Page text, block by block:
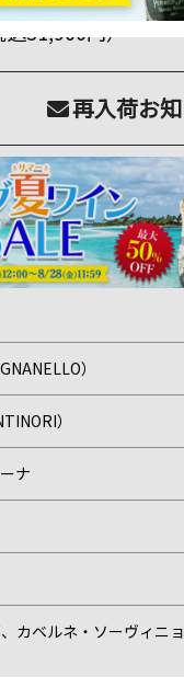
込31,900円）
再入荷お
）
）
ナ
カベルネ・ソーヴィニ